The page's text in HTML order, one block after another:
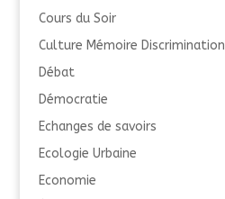
Cours du Soir
Culture Mémoire Discrimination
Débat
Démocratie
Echanges de savoirs
Ecologie Urbaine
Economie